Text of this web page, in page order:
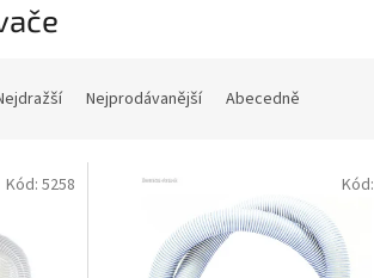
Nejprodávanější Abecedně
Kód: 5258 Kód: